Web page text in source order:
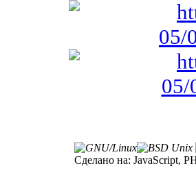
Сделано на: JavaScript,